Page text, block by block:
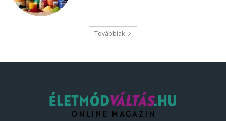
Továbbiak